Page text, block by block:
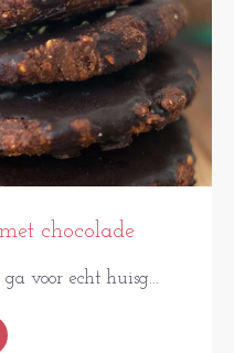
chocolade
voor echt huisg...